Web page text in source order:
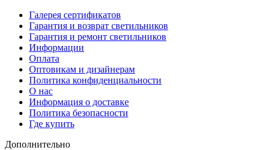
Галерея сертификатов
Гарантия и возврат светильников
Гарантия и ремонт светильников
Информации
Оплата
Оптовикам и дизайнерам
Политика конфиденциальности
О нас
Информация о доставке
Политика безопасности
Где купить
Дополнительно